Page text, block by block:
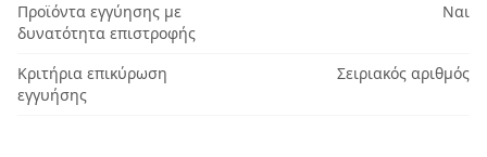
Προϊόντα εγγύησης με
δυνατότητα επιστροφής
Ναι
Κριτήρια επικύρωση
εγγυήσης
Σειριακός αριθμός